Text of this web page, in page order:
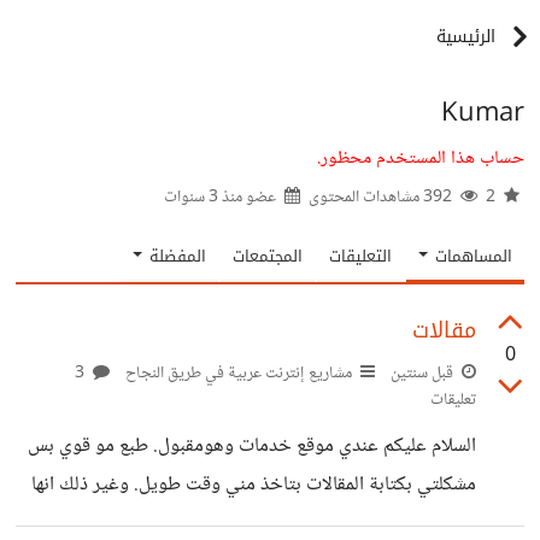
الرئيسية
Kumar
حساب هذا المستخدم محظور.
عضو منذ3 سنوات
المساهمات التعليقات المجتمعات المفضلة
0
مقالات
قبل سنتين مشاريع إنترنت عربية في طريق النجاح
3
تعليقات
السلام عليكم عندي موقع خدمات وهومقبول. طبع مو قوي بس
مشكلتي بكتابة المقالات بتاخذ مني وقت طويل. وغير ذلك انها
غير محسنة. هل استطيع الاستعانة بالذكاء الاصطناعي في كتابة